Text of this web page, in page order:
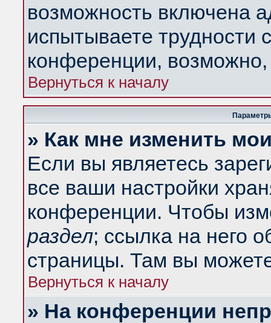
возможность включена
испытываете трудности
конференции,
Вернуться к началу
» Как мне изменить
Если вы являетесь
все ваши настройки
конференции. Чтобы
раздел; ссылка на него
страницы. Там вы
Вернуться к началу
» На конференции